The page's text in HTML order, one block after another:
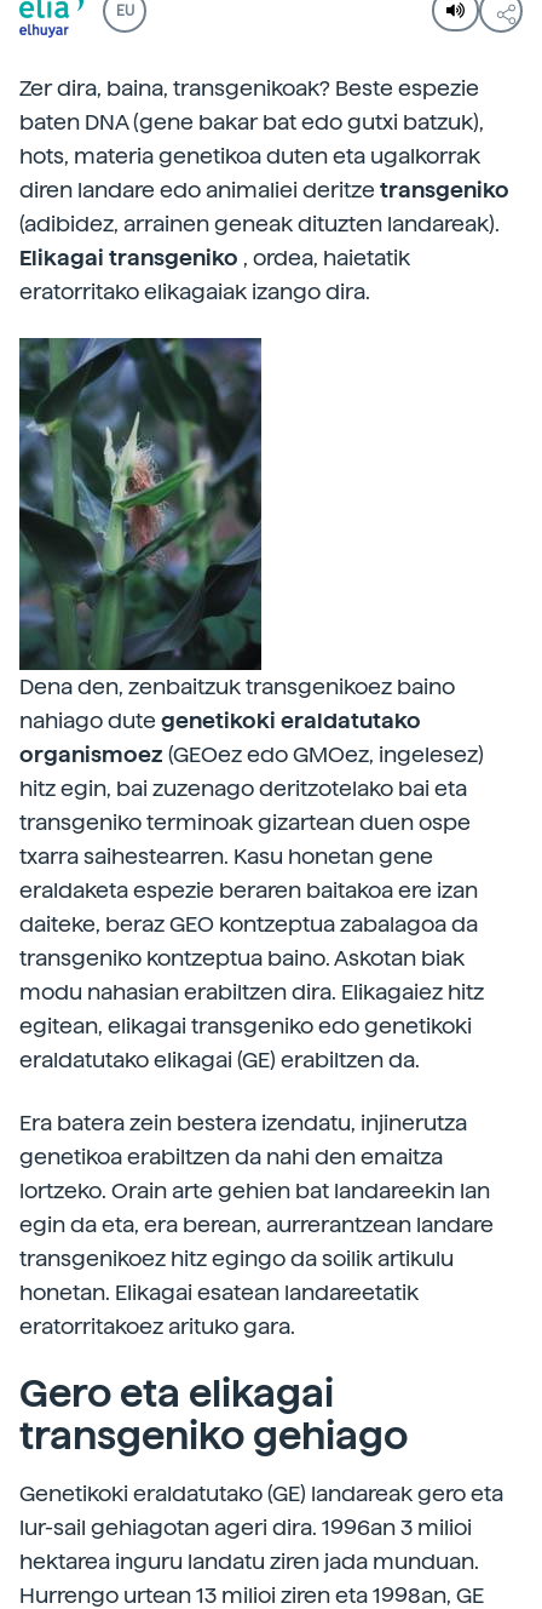
EU
Zer dira, baina, transgenikoak? Beste espezie
baten DNA (gene bakar bat edo gutxi batzuk),
hots, materia genetikoa duten eta ugalkorrak
diren landare edo animaliei deritze transgeniko
(adibidez, arrainen geneak dituzten landareak).
Elikagai transgeniko , ordea, haietatik
eratorritako elikagaiak izango dira.
Dena den, zenbaitzuk transgenikoez baino
nahiago dute genetikoki eraldatutako
organismoez (GEOez edo GMOez, ingelesez)
hitz egin, bai zuzenago deritzotelako bai eta
transgeniko terminoak gizartean duen ospe
txarra saihestearren. Kasu honetan gene
eraldaketa espezie beraren baitakoa ere izan
daiteke, beraz GEO kontzeptua zabalagoa da
transgeniko kontzeptua baino. Askotan biak
modu nahasian erabiltzen dira. Elikagaiez hitz
egitean, elikagai transgeniko edo genetikoki
eraldatutako elikagai (GE) erabiltzen da.
Era batera zein bestera izendatu, injinerutza
genetikoa erabiltzen da nahi den emaitza
lortzeko. Orain arte gehien bat landareekin lan
egin da eta, era berean, aurrerantzean landare
transgenikoez hitz egingo da soilik artikulu
honetan. Elikagai esatean landareetatik
eratorritakoez arituko gara.
Gero eta elikagai
transgeniko gehiago
Genetikoki eraldatutako (GE) landareak gero eta
lur-sail gehiagotan ageri dira. 1996an 3 milioi
hektarea inguru landatu ziren jada munduan.
Hurrengo urtean 13 milioi ziren eta 1998an, GE